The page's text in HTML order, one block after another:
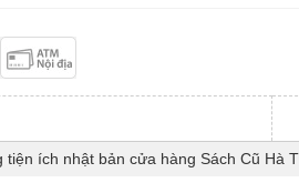
ích nhật bản cửa hàng Sách Cũ Hà